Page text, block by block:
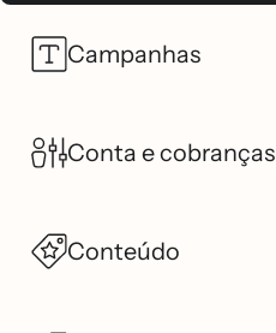
Campanhas
Conta e cobranças
Conteúdo